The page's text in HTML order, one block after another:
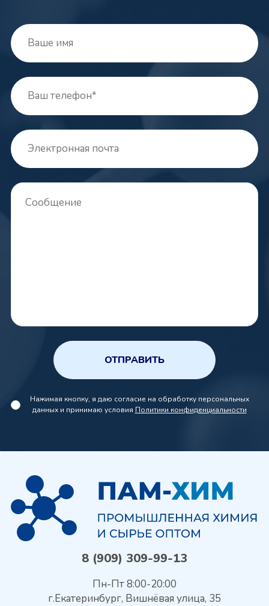
ОТПРАВИТЬ
Нажимая кнопку, я даю согласие на обработку персональных
данных и принимаю условия Политики конфиденциальности
8 (909) 309-99-13
Пн-Пт 8:00-20:00
г.Екатеринбург, Вишнёвая улица, 35